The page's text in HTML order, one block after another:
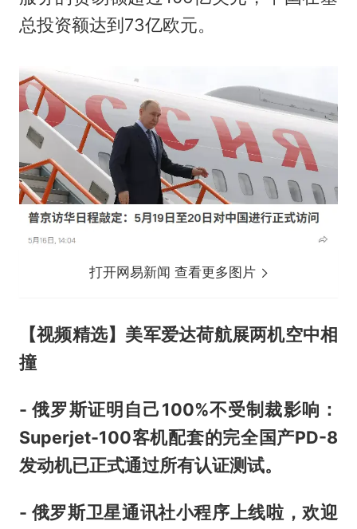
总投资额达到73亿欧元。
打开网易新闻 查看更多图片
【视频精选】美军爱达荷航展两机空中相
撞
- 俄罗斯证明自己100%不受制裁影响：
Superjet-100客机配套的完全国产PD-8
发动机已正式通过所有认证测试。
- 俄罗斯卫星通讯社小程序上线啦，欢迎